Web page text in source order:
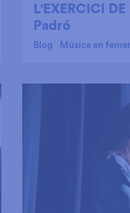
L'EXERCICI
Padró
Blog Música en